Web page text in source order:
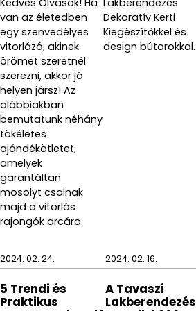
Kedves Olvasók! Ha
van az életedben
egy szenvedélyes
vitorlázó, akinek
örömet szeretnél
szerezni, akkor jó
helyen jársz! Az
alábbiakban
bemutatunk néhány
tökéletes
ajándékötletet,
amelyek
garantáltan
mosolyt csalnak
majd a vitorlás
rajongók arcára.
Lakberendezés
Dekoratív Kerti
Kiegészítőkkel és
design bútorokkal.
2024. 02. 24.
5 Trendi és
Praktikus
2024. 02. 16.
A Tavaszi
Lakberendezés